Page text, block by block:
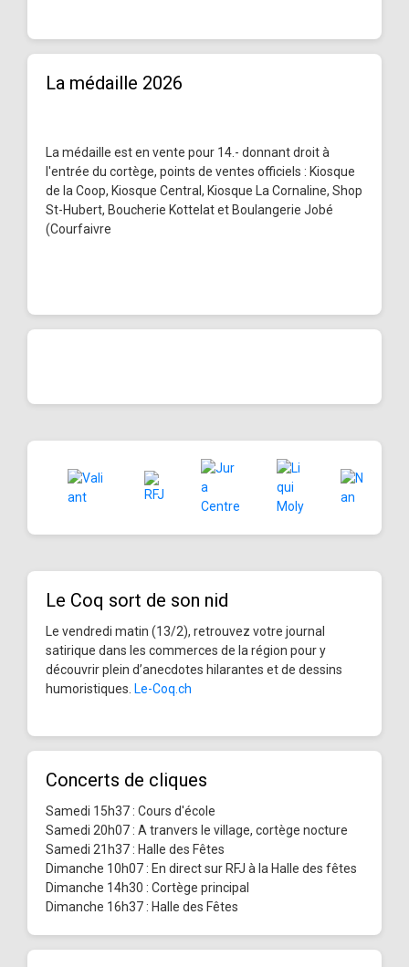
La médaille 2026
La médaille est en vente pour 14.- donnant droit à
l'entrée du cortège, points de ventes officiels : Kiosque
de la Coop, Kiosque Central, Kiosque La Cornaline, Shop
St-Hubert, Boucherie Kottelat et Boulangerie Jobé
(Courfaivre
Le Coq sort de son nid
Le vendredi matin (13/2), retrouvez votre journal
satirique dans les commerces de la région pour y
découvrir plein d’anecdotes hilarantes et de dessins
humoristiques. Le-Coq.ch
Concerts de cliques
Samedi 15h37 : Cours d'école
Samedi 20h07 : A tranvers le village, cortège nocture
Samedi 21h37 : Halle des Fêtes
Dimanche 10h07 : En direct sur RFJ à la Halle des fêtes
Dimanche 14h30 : Cortège principal
Dimanche 16h37 : Halle des Fêtes